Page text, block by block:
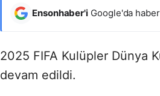
Ensonhaber'i Google'da
2025 FIFA Kulüpler Dünya
devam edildi.